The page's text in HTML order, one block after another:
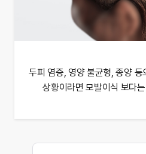
두피 염증, 영양 불균형, 종양
상황이라면 모발이식 보다